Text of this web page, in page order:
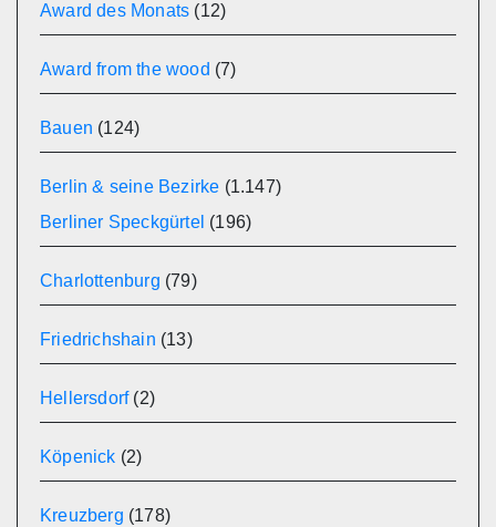
Award des Monats (12)
Award from the wood (7)
Bauen (124)
Berlin & seine Bezirke (1.147)
Berliner Speckgürtel (196)
Charlottenburg (79)
Friedrichshain (13)
Hellersdorf(2)
Köpenick (2)
Kreuzberg (178)